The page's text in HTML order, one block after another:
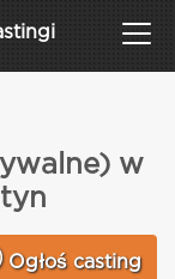
w
Ogłoś casting